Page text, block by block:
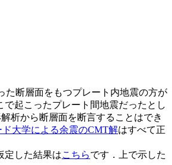
た断層面をもつプレート内地震の方が
起こったプレート間地震だったとし
析から断層面を断言することはでき
ド大学による余震のCMT解はすべて正
定した結果はこちらです．上で示した